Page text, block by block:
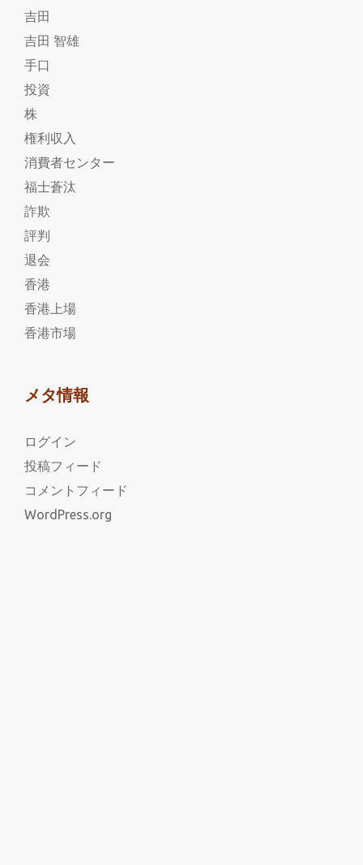
吉田
吉田 智雄
手口
投資
株
権利収入
消費者センター
福士蒼汰
詐欺
評判
退会
香港
香港上場
香港市場
メタ情報
ログイン
投稿フィード
コメントフィード
WordPress.org